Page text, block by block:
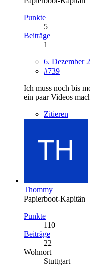
Punkte
5
Beiträge
1
6. Dezember
#739
Ich muss noch bis
ein paar Videos
Zitieren
Thommy
Papierboot-Kapitän
Punkte
110
Beiträge
22
Wohnort
Stuttgart